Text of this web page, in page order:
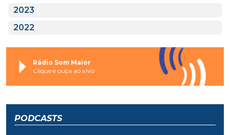
2023
2022
Rádio Som Maior
Clique e ouça ao vivo
PODCASTS